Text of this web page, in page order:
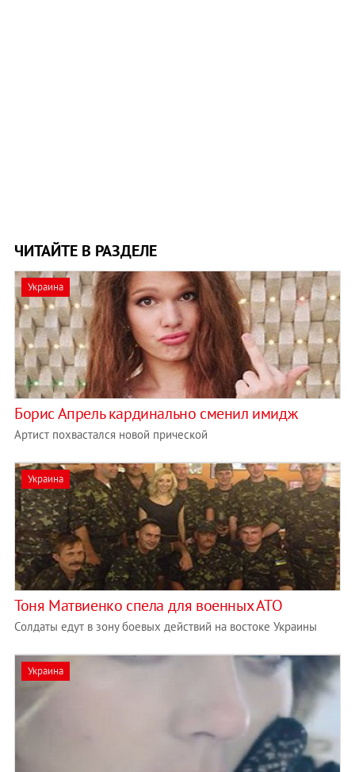
ЧИТАЙТЕ В РАЗДЕЛЕ
Украина
Борис Апрель кардинально сменил имидж
Артист похвастался новой прической
Украина
Тоня Матвиенко спела для военных АТО
Солдаты едут в зону боевых действий на востоке Украины
Украина